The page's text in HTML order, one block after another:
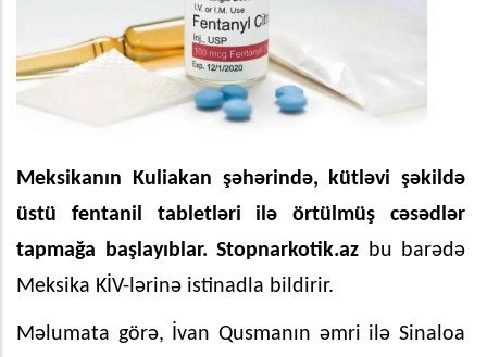
Meksikanın Kuliakan şəhərində, kütləvi şəkildə
üstü fentanil tabletləri ilə örtülmüş cəsədlər
tapmağa başlayıblar. Stopnarkotik.az bu barədə
Meksika KİV-lərinə istinadla bildirir.
Məlumata görə, İvan Qusmanın əmri ilə Sinaloa